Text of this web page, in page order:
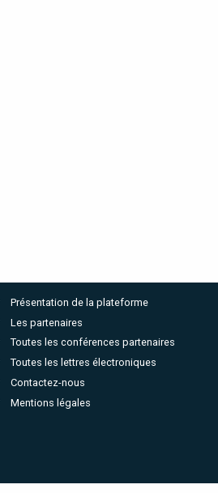
Présentation de la plateforme
Les partenaires
Toutes les conférences partenaires
Toutes les lettres électroniques
Contactez-nous
Mentions légales